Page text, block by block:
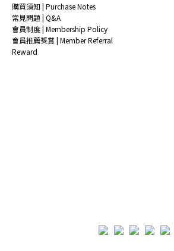
購買須知 | Purchase Notes
常見問題 | Q&A
會員制度 | Membership Policy
會員推薦獎賞 | Member Referral
Reward